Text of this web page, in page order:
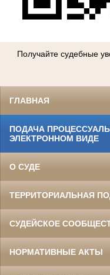
Получайте судебные
ГЛАВНАЯ
ПОДАЧА
ЭЛЕКТРОННОМ ВИДЕ
О СУДЕ
ТЕРРИТОРИАЛЬНАЯ
СУДЕЙСКОЕ
НОРМАТИВНЫЕ АКТЫ